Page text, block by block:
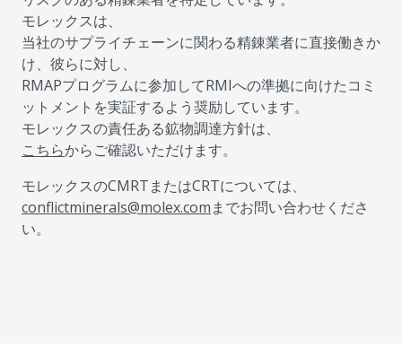
モレックスは、
当社のサプライチェーンに関わる精錬業者に直接働きか
け、彼らに対し、
RMAPプログラムに参加してRMIへの準拠に向けたコミ
ットメントを実証するよう奨励しています。
モレックスの責任ある鉱物調達方針は、
こちらからご確認いただけます。
モレックスのCMRTまたはCRTについては、
conflictminerals@molex.comまでお問い合わせくださ
い。